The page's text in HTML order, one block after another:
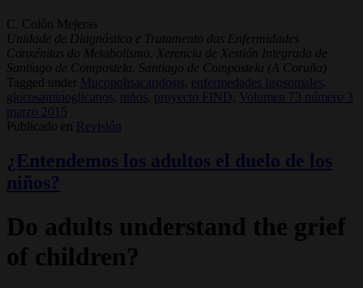
C. Colón Mejeras
Unidade de Diagnóstico e Tratamento das Enfermidades
Conxénitas do Metabolismo. Xerencia de Xestión Integrada de
Santiago de Compostela. Santiago de Compostela (A Coruña)
Tagged under
Mucopolisacaridosis, enfermedades lisosomales,
glucosaminoglicanos,
niños, proyecto FIND,
Volumen 73 número 3
marzo 2015
Publicado en
Revisión
¿Entendemos los adultos el duelo de los
niños?
Do adults understand the grief
of children?